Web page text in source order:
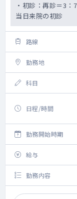
・初診：再診＝3
当日来院の初診
路線
勤務地
科目
日程/時間
勤務開始時期
給与
勤務内容